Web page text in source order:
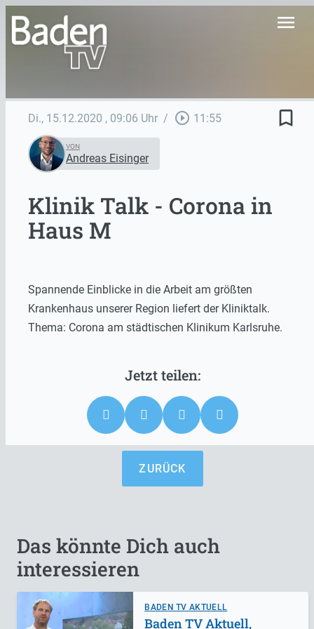
menu
Di., 15.12.2020 , 09:06 Uhr / play_circle_outline 11:55 bookmark_border
VON
Andreas Eisinger
Klinik Talk - Corona in
Haus M
Spannende Einblicke in die Arbeit am größten
Krankenhaus unserer Region liefert der Kliniktalk.
Thema: Corona am städtischen Klinikum Karlsruhe.
ZURÜCK
Das könnte Dich auch
interessieren
BADEN TV AKTUELL
Baden TV Aktuell,